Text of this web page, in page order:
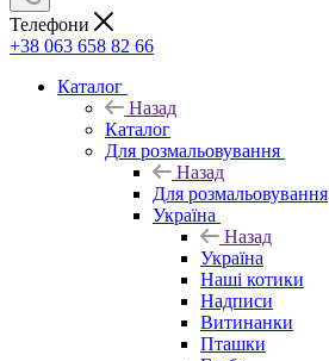
Телефони
+38 063 658 82 66
Каталог
Назад
Каталог
Для розмальовування
Назад
Для розмальовування
Україна
Назад
Україна
Наші котики
Надписи
Витинанки
Пташки